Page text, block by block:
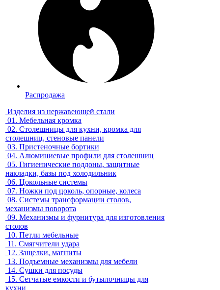
Распродажа
Изделия из нержавеющей стали
01. Мебельная кромка
02. Столешницы для кухни, кромка для
столешниц, стеновые панели
03. Пристеночные бортики
04. Алюминиевые профили для столешниц
05. Гигиенические поддоны, защитные
накладки, базы под холодильник
06. Цокольные системы
07. Ножки под цоколь, опорные, колеса
08. Системы трансформации столов,
механизмы поворота
09. Механизмы и фурнитура для изготовления
столов
10. Петли мебельные
11. Смягчители удара
12. Защелки, магниты
13. Подъемные механизмы для мебели
14. Сушки для посуды
15. Сетчатые емкости и бутылочницы для
кухни